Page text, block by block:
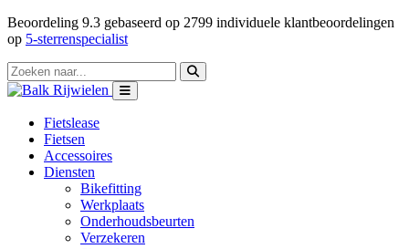
Beoordeling 9.3 gebaseerd op 2799 individuele klantbeoordelingen
op 5-sterrenspecialist
Fietslease
Fietsen
Accessoires
Diensten
Bikefitting
Werkplaats
Onderhoudsbeurten
Verzekeren